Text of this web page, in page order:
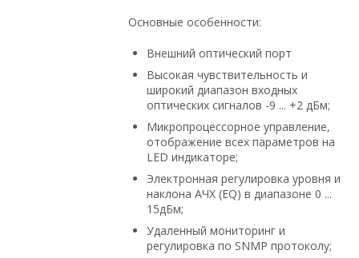
Основные особенности:
Внешний оптический порт
Высокая чувствительность и
широкий диапазон входных
оптических сигналов -9 ... +2 дБм;
Микропроцессорное управление,
отображение всех параметров на
LED индикаторе;
Электронная регулировка уровня и
наклона АЧХ (EQ) в диапазоне 0 ...
15дБм;
Удаленный мониторинг и
регулировка по SNMP протоколу;